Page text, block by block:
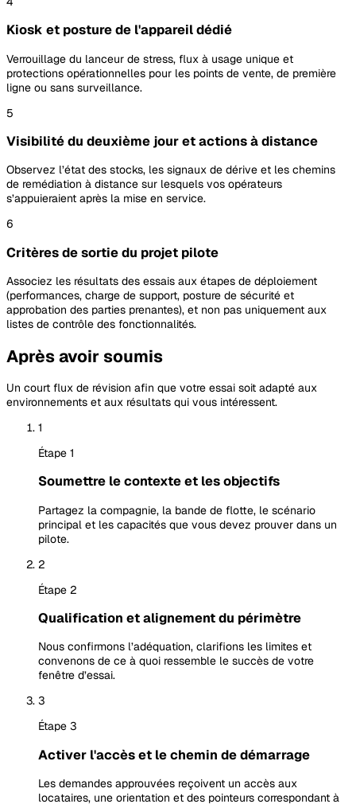
Kiosk et posture de l'appareil dédié
Verrouillage du lanceur de stress, flux à usage unique et
protections opérationnelles pour les points de vente, de première
ligne ou sans surveillance.
5
Visibilité du deuxième jour et actions à distance
Observez l’état des stocks, les signaux de dérive et les chemins
de remédiation à distance sur lesquels vos opérateurs
s’appuieraient après la mise en service.
6
Critères de sortie du projet pilote
Associez les résultats des essais aux étapes de déploiement
(performances, charge de support, posture de sécurité et
approbation des parties prenantes), et non pas uniquement aux
listes de contrôle des fonctionnalités.
Après avoir soumis
Un court flux de révision afin que votre essai soit adapté aux
environnements et aux résultats qui vous intéressent.
1
Étape 1
Soumettre le contexte et les objectifs
Partagez la compagnie, la bande de flotte, le scénario
principal et les capacités que vous devez prouver dans un
pilote.
2
Étape 2
Qualification et alignement du périmètre
Nous confirmons l’adéquation, clarifions les limites et
convenons de ce à quoi ressemble le succès de votre
fenêtre d’essai.
3
Étape 3
Activer l'accès et le chemin de démarrage
Les demandes approuvées reçoivent un accès aux
locataires, une orientation et des pointeurs correspondant à